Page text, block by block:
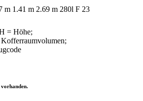
m 1.41 m 2.69 m 280l F 23
= Höhe;